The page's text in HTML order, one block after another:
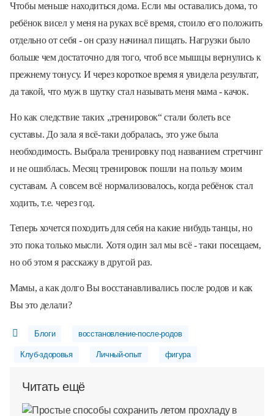
Чтобы меньше находиться дома. Если мы оставались дома, то
ребёнок висел у меня на руках всё время, стоило его положить
отдельно от себя - он сразу начинал пищать. Нагрузки было
больше чем достаточно для того, чтоб все мышцы вернулись к
прежнему тонусу. И через короткое время я увидела результат,
да такой, что муж в шутку стал называть меня мама -качок.
Но как следствие таких „тренировок“ стали болеть все
суставы. До зала я всё-таки добралась, это уже была
необходимость. Выбрала тренировку под названием стретчинг
и не ошиблась. Месяц тренировок пошли на пользу моим
суставам. А совсем всё нормализовалось, когда ребёнок стал
ходить, т.е. через год.
Теперь хочется походить для себя на какие нибудь танцы, но
это пока только мысли. Хотя один зал мы всё - таки посещаем,
но об этом я расскажу в другой раз.
Мамы, а как долго Вы восстанавливались после родов и как
Вы это делали?
Блоги восстановление-после-родов
Клуб-здоровья Личный-опыт фигура
Читать ещё